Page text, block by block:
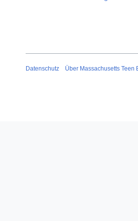
Datenschutz Über Massachusetts Teen